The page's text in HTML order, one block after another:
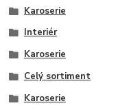
Karoserie
Interiér
Karoserie
Celý sortiment
Karoserie